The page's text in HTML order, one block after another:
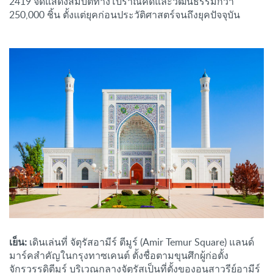
250,000 ชิ้น ตั้งแต่ยุคก่อนประวัติศาสตร์จนถึงยุคปัจจุบัน
เย็น: เดินเล่นที่ จัตุรัสอามีร์ ตีมูร์ (Amir Temur Square) แลนด์
มาร์คสำคัญในกรุงทาซเคนต์ ตั้งชื่อตามขุนศึกผู้ก่อตั้ง
จักรวรรดิตีมูร์ บริเวณกลางจัตุรัสเป็นที่ตั้งของอนุสาวรีย์อามีร์